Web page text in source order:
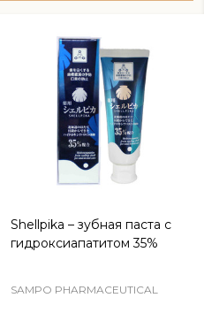
Shellpika – зубная паста с
гидроксиапатитом 35%
SAMPO PHARMACEUTICAL